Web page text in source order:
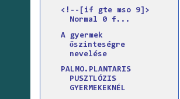
<!--[if gte mso 9]>
Normal 0 f...
A gyermek
őszinteségre
nevelése
PALMO.PLANTARIS
PUSZTLÓZIS
GYERMEKEKNÉL